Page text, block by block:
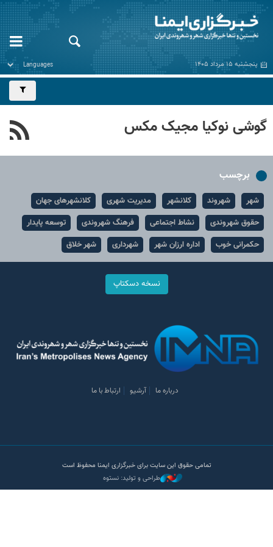
پنجشنبه ۱۵ مرداد ۱۴۰۵
گوشی نوکیا مجیک مکس
برچسب
شهر شهروند کلانشهر مدیریت شهری
کلانشهرهای جهان
حقوق شهروندی
نشاط اجتماعی فرهنگ شهروندی
توسعه پایدار
حکمرانی خوب
اداره ارزان شهر شهرداری شهر خلاق
نسخه دسکتاپ
درباره ما آرشیو ارتباط با ما
تمامی حقوق این سایت برای خبرگزاری ایمنا محفوظ است
طراحی و تولید: نستوه